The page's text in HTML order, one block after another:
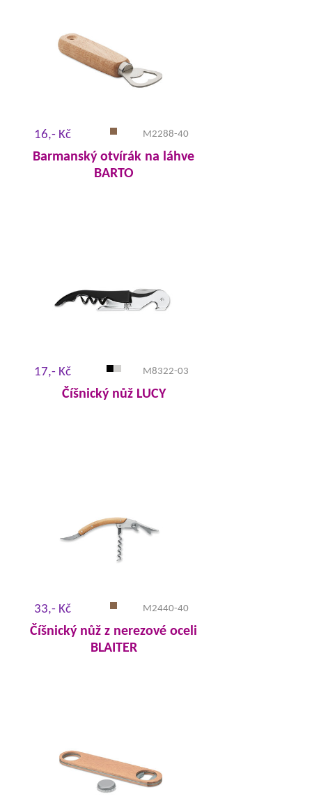
16,- Kč M2288-40
Barmanský otvírák na láhve
BARTO
17,- Kč M8322-03
Číšnický nůž LUCY
33,- Kč M2440-40
Číšnický nůž z nerezové oceli
BLAITER